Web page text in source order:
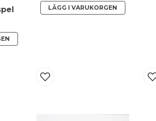
LÄGG I VARUKORGEN